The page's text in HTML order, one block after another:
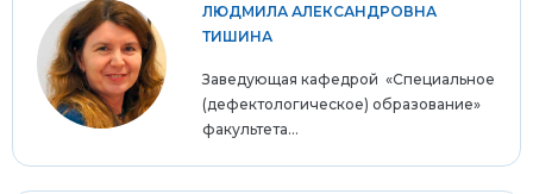
ЛЮДМИЛА АЛЕКСАНДРОВНА
ТИШИНА
Заведующая кафедрой «Специальное
(дефектологическое) образование»
факультета...